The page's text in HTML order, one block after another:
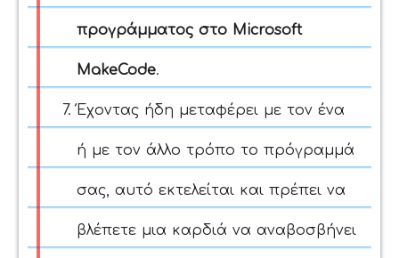
προγράμματος στο Microsoft
MakeCode.
Έχοντας ήδη μεταφέρει με τον ένα
ή με τον άλλο τρόπο το πρόγραμμά
σας, αυτό εκτελείται και πρέπει να
βλέπετε μια καρδιά να αναβοσβήνει